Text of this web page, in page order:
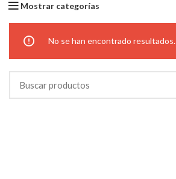
Mostrar categorías
No se han encontrado resultados.